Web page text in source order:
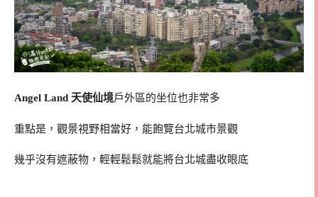
Angel Land 天使仙境戶外區的坐位也非常多
重點是，觀景視野相當好，能飽覽台北城市景觀
幾乎沒有遮蔽物，輕輕鬆鬆就能將台北城盡收眼底